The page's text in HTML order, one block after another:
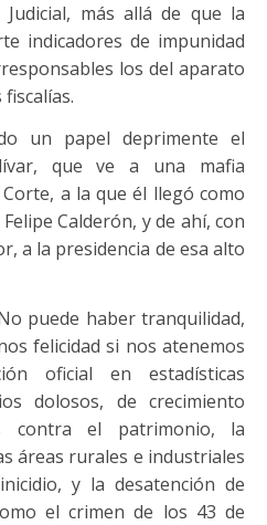
más allá de que la
indicadores de impunidad
los del aparato
un papel deprimente el
que ve a una mafia
a la que él llegó como
Calderón, y de ahí, con
a la presidencia de esa alto
puede haber tranquilidad,
felicidad si nos atenemos
oficial en estadísticas
dolosos, de crecimiento
contra el patrimonio, la
áreas rurales e industriales
y la desatención de
el crimen de los 43 de